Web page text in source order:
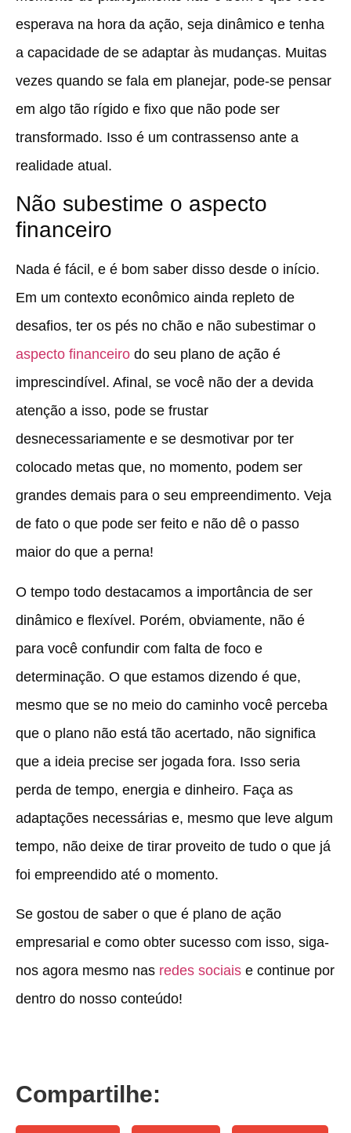
esperava na hora da ação, seja dinâmico e tenha
a capacidade de se adaptar às mudanças. Muitas
vezes quando se fala em planejar, pode-se pensar
em algo tão rígido e fixo que não pode ser
transformado. Isso é um contrassenso ante a
realidade atual.
Não subestime o aspecto
financeiro
Nada é fácil, e é bom saber disso desde o início.
Em um contexto econômico ainda repleto de
desafios, ter os pés no chão e não subestimar o
aspecto financeiro do seu plano de ação é
imprescindível. Afinal, se você não der a devida
atenção a isso, pode se frustar
desnecessariamente e se desmotivar por ter
colocado metas que, no momento, podem ser
grandes demais para o seu empreendimento. Veja
de fato o que pode ser feito e não dê o passo
maior do que a perna!
O tempo todo destacamos a importância de ser
dinâmico e flexível. Porém, obviamente, não é
para você confundir com falta de foco e
determinação. O que estamos dizendo é que,
mesmo que se no meio do caminho você perceba
que o plano não está tão acertado, não significa
que a ideia precise ser jogada fora. Isso seria
perda de tempo, energia e dinheiro. Faça as
adaptações necessárias e, mesmo que leve algum
tempo, não deixe de tirar proveito de tudo o que já
foi empreendido até o momento.
Se gostou de saber o que é plano de ação
empresarial e como obter sucesso com isso, siga-
nos agora mesmo nas redes sociais e continue por
dentro do nosso conteúdo!
Compartilhe: